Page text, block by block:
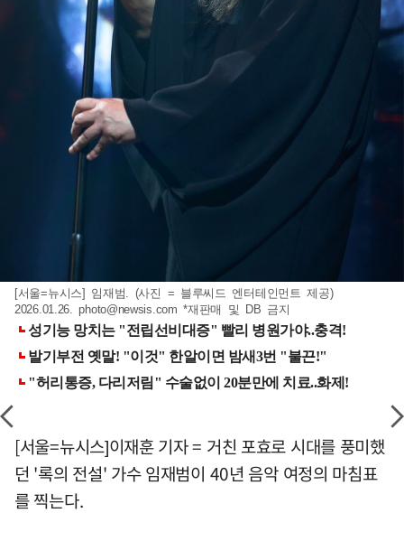
[서울=뉴시스] 임재범. (사진 = 블루씨드 엔터테인먼트 제공)
2026.01.26.photo@newsis.com *재판매 및 DB 금지
[서울=뉴시스]이재훈 기자 = 거친 포효로 시대를 풍미했
던 '록의 전설' 가수 임재범이 40년 음악 여정의 마침표
를 찍는다.